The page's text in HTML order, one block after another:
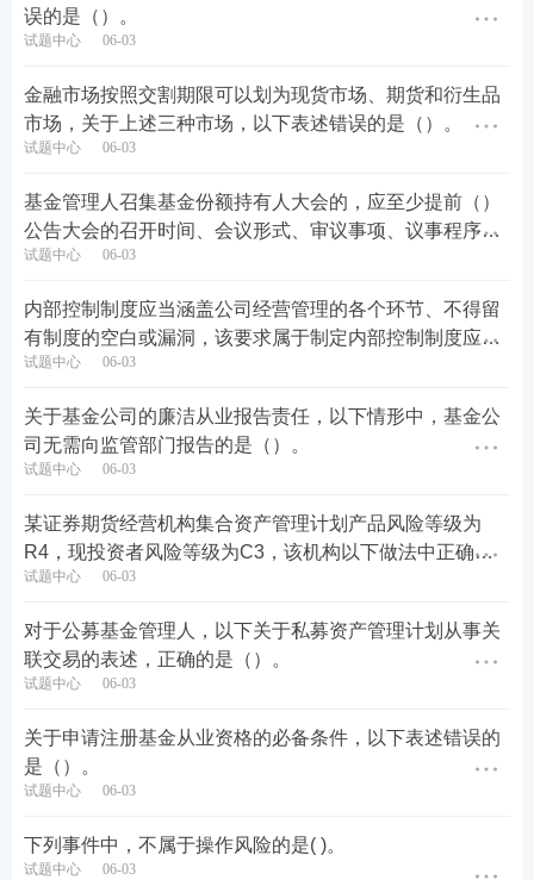
误的是（）。
试题中心 06-03
金融市场按照交割期限可以划为现货市场、期货和衍生品
市场，关于上述三种市场，以下表述错误的是（）。
试题中心 06-03
基金管理人召集基金份额持有人大会的，应至少提前（）
公告大会的召开时间、会议形式、审议事项、议事程序和
表决方式等事项。
试题中心 06-03
内部控制制度应当涵盖公司经营管理的各个环节、不得留
有制度的空白或漏洞，该要求属于制定内部控制制度应当
遵循的（）。
试题中心 06-03
关于基金公司的廉洁从业报告责任，以下情形中，基金公
司无需向监管部门报告的是（）。
试题中心 06-03
某证券期货经营机构集合资产管理计划产品风险等级为
R4，现投资者风险等级为C3，该机构以下做法中正确的
是（）
试题中心 06-03
对于公募基金管理人，以下关于私募资产管理计划从事关
联交易的表述，正确的是（）。
试题中心 06-03
关于申请注册基金从业资格的必备条件，以下表述错误的
是（）。
试题中心 06-03
下列事件中，不属于操作风险的是( )。
试题中心 06-03